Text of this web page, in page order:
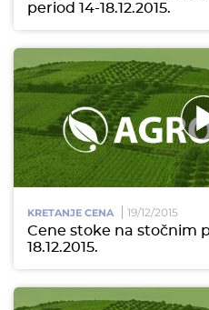
period 14-18.12.2015.
KRETANJE CENA 19/12/2015
Cene stoke na stočnim
18.12.2015.